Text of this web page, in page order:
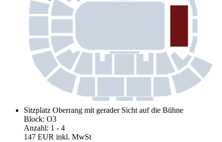
Sitzplatz Oberrang mit gerader Sicht auf die Bühne
Block: O3
Anzahl: 1 - 4
147 EUR inkl. MwSt